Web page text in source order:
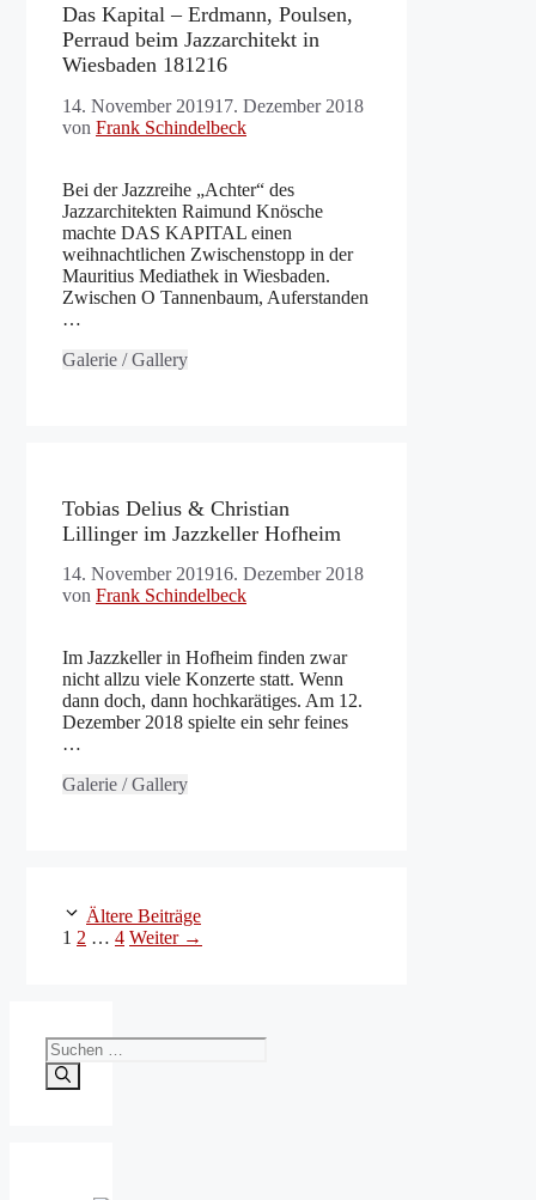
Das Kapital – Erdmann, Poulsen,
Perraud beim Jazzarchitekt in
Wiesbaden 181216
14. November 201917. Dezember 2018
von Frank Schindelbeck
Bei der Jazzreihe „Achter“ des
Jazzarchitekten Raimund Knösche
machte DAS KAPITAL einen
weihnachtlichen Zwischenstopp in der
Mauritius Mediathek in Wiesbaden.
Zwischen O Tannenbaum, Auferstanden
…
Galerie / Gallery
Tobias Delius & Christian
Lillinger im Jazzkeller Hofheim
14. November 201916. Dezember 2018
von Frank Schindelbeck
Im Jazzkeller in Hofheim finden zwar
nicht allzu viele Konzerte statt. Wenn
dann doch, dann hochkarätiges. Am 12.
Dezember 2018 spielte ein sehr feines
…
Galerie / Gallery
Ältere Beiträge
Seite
1 Seite
2 … Seite
4 Weiter →
Suchen
nach: